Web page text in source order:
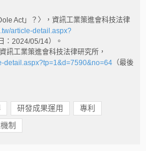
Act」？〉，資訊工業策進會科技法律
article-detail.aspx?
：2024/05/14）。
訊工業策進會科技法律研究所，
detail.aspx?tp=1&d=7590&no=64 （最後
研發成果運用
專利
制